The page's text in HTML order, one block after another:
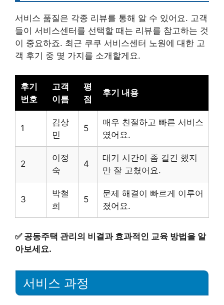
서비스 품질은 각종 리뷰를 통해 알 수 있어요. 고객
들이 서비스센터를 선택할 때는 리뷰를 참고하는 것
이 중요하죠. 최근 쿠쿠 서비스센터 노원에 대한 고
객 후기 중 몇 가지를 소개할게요.
후기
번호
고객
이름
평
점
후기 내용
1
김상
민
5
매우 친절하고 빠른 서비스
였어요.
2
이정
숙
4
대기 시간이 좀 길긴 했지
만 잘 고쳤어요.
3
박철
희
5
문제 해결이 빠르게 이루어
졌어요.
✅ 공동주택 관리의 비결과 효과적인 교육 방법을 알
아보세요.
서비스 과정